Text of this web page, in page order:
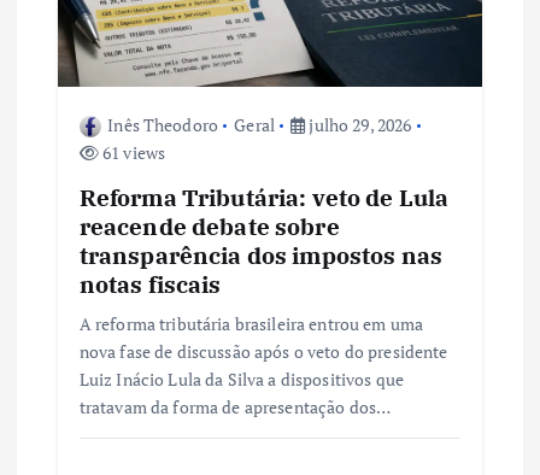
Inês Theodoro Geral
julho 29, 2026
61 views
Reforma Tributária: veto de Lula
reacende debate sobre
transparência dos impostos nas
notas fiscais
A reforma tributária brasileira entrou em uma
nova fase de discussão após o veto do presidente
Luiz Inácio Lula da Silva a dispositivos que
tratavam da forma de apresentação dos…